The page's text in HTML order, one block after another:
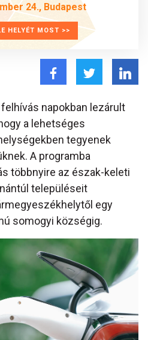
24., Budapest
HELYÉT MOST >>
napokban lezárult
a lehetséges
tegyenek
A programba
többnyire az észak-keleti
településeit
egy
somogyi községig.